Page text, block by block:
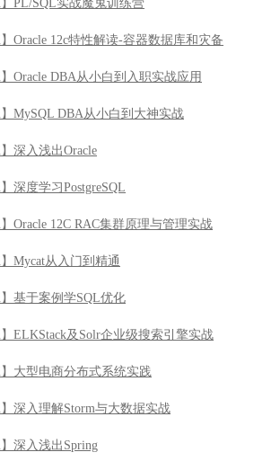
深度学习PostgreSQL
Oracle 12C RAC集群原理与管理实战
Mycat从入门到精通
基于案例学SQL优化
ELKStack及Solr企业级搜索引擎实战
大型电商分布式系统实践
深入理解Storm与大数据实战
深入浅出Spring
Java魔鬼训练营
面试突击-数据结构与算法速成
JAVA极客特训
深入JVM内核—原理、诊断与优化
Excel数据分析师突击—从入门到精通到项目实战